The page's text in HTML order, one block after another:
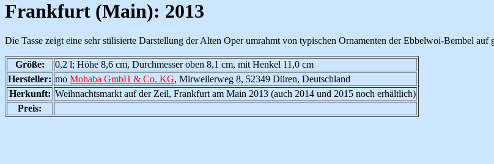
Frankfurt (Main): 2013
Die Tasse zeigt eine sehr stilisierte Darstellung der Alten Oper umrahmt von typischen Ornamenten der Ebbelwoi-Bembel auf
Größe:
0,2 l; Höhe 8,6 cm, Durchmesser oben 8,1 cm, mit Henkel 11,0 cm
Hersteller: mo Mohaba GmbH & Co. KG, Mirweilerweg 8, 52349 Düren, Deutschland
Herkunft: Weihnachtsmarkt auf der Zeil, Frankfurt am Main 2013 (auch 2014 und 2015 noch erhältlich)
Preis: